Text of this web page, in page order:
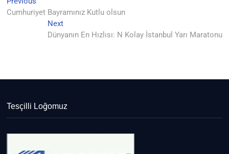
gezinmesi
post:
Cumhuriyet Bayramınız Kutlu olsun
NextNext
post:
Dünyanın En Hızlısı: N Kolay İstanbul Yarı Maratonu
Tesçilli Loğomuz